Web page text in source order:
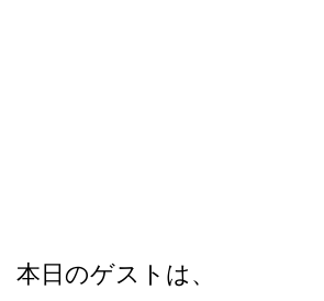
本日のゲストは、